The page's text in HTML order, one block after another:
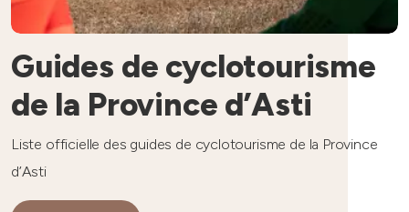
Guides de cyclotourisme
de la Province d’Asti
Liste officielle des guides de cyclotourisme de la Province
d’Asti